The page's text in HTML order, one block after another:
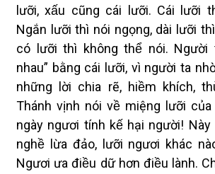
lưỡi, xấu cũng cái lưỡi. Cái lưỡi
Ngắn lưỡi thì nói ngọng, dài lưỡi
có lưỡi thì không thể nói. Người
nhau” bằng cái lưỡi, vì người ta
những lời chia rẽ, hiềm khích,
Thánh vịnh nói về miệng lưỡi của
ngày ngươi tính kế hại người!
nghề lừa đảo, lưỡi ngươi khác
Ngươi ưa điều dữ hơn điều lành.